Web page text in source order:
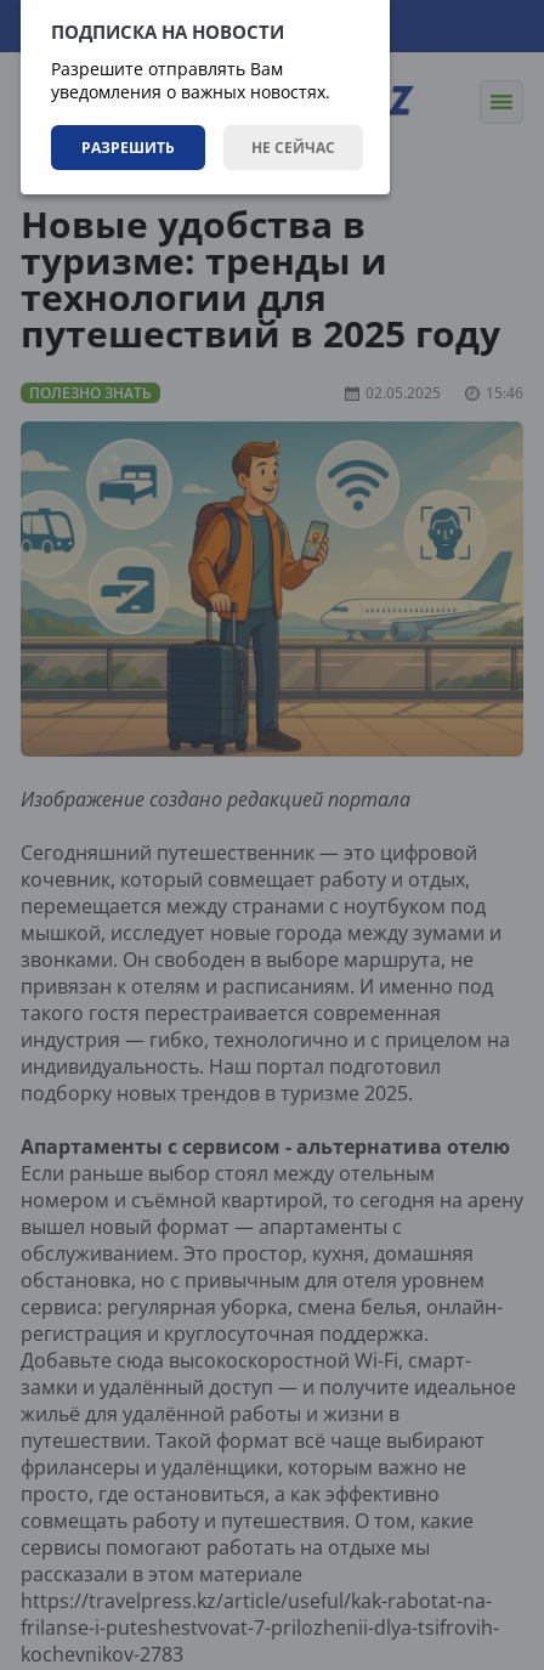
ПОДПИСКА НА НОВОСТИ
Разрешите отправлять Вам
уведомления о важных новостях.
РАЗРЕШИТЬ НЕ СЕЙЧАС
08.08.2026 22:58:49
Новые удобства в
туризме: тренды и
технологии для
путешествий в 2025 году
ПОЛЕЗНО ЗНАТЬ 02.05.2025 15:46
Изображение создано редакцией портала
Сегодняшний путешественник — это цифровой
кочевник, который совмещает работу и отдых,
перемещается между странами с ноутбуком под
мышкой, исследует новые города между зумами и
звонками. Он свободен в выборе маршрута, не
привязан к отелям и расписаниям. И именно под
такого гостя перестраивается современная
индустрия — гибко, технологично и с прицелом на
индивидуальность. Наш портал подготовил
подборку новых трендов в туризме 2025.
Апартаменты с сервисом - альтернатива отелю
Если раньше выбор стоял между отельным
номером и съёмной квартирой, то сегодня на арену
вышел новый формат — апартаменты с
обслуживанием. Это простор, кухня, домашняя
обстановка, но с привычным для отеля уровнем
сервиса: регулярная уборка, смена белья, онлайн-
регистрация и круглосуточная поддержка.
Добавьте сюда высокоскоростной Wi-Fi, смарт-
замки и удалённый доступ — и получите идеальное
жильё для удалённой работы и жизни в
путешествии. Такой формат всё чаще выбирают
фрилансеры и удалёнщики, которым важно не
просто, где остановиться, а как эффективно
совмещать работу и путешествия. О том, какие
сервисы помогают работать на отдыхе мы
рассказали в этом материале
https://travelpress.kz/article/useful/kak-rabotat-na-
frilanse-i-puteshestvovat-7-prilozhenii-dlya-tsifrovih-
kochevnikov-2783